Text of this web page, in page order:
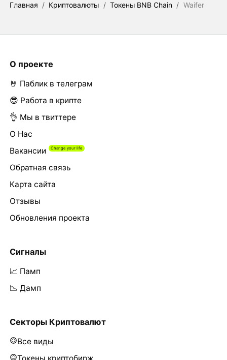
Главная / Криптовалюты / Токены BNB Chain / Waifer
О проекте
🤘 Паблик в телеграм
😎 Работа в крипте
👌 Мы в твиттере
О Нас
Вакансии
Обратная связь
Карта сайта
Отзывы
Обновления проекта
Сигналы
📈 Памп
📉 Дамп
Секторы Криптовалют
Все виды